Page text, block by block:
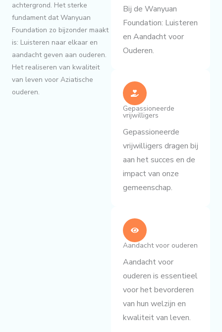
achtergrond. Het sterke
fundament dat Wanyuan
Foundation zo bijzonder maakt
is: Luisteren naar elkaar en
aandacht geven aan ouderen.
Het realiseren van kwaliteit
van leven voor Aziatische
ouderen.
Bij de Wanyuan
Foundation: Luisteren
en Aandacht voor
Ouderen.
Gepassioneerde
vrijwilligers
Gepassioneerde
vrijwilligers dragen bij
aan het succes en de
impact van onze
gemeenschap.
Aandacht voor ouderen
Aandacht voor
ouderen is essentieel
voor het bevorderen
van hun welzijn en
kwaliteit van leven.